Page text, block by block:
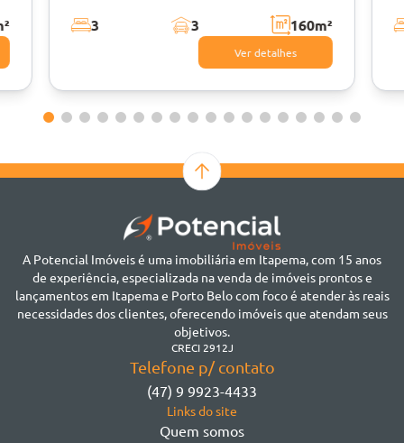
3 3 160m²
Ver detalhes
A Potencial Imóveis é uma imobiliária em Itapema, com 15 anos
de experiência, especializada na venda de imóveis prontos e
lançamentos em Itapema e Porto Belo com foco é atender às reais
necessidades dos clientes, oferecendo imóveis que atendam seus
objetivos.
CRECI 2912J
Telefone p/ contato
(47) 9 9923-4433
Links do site
Quem somos